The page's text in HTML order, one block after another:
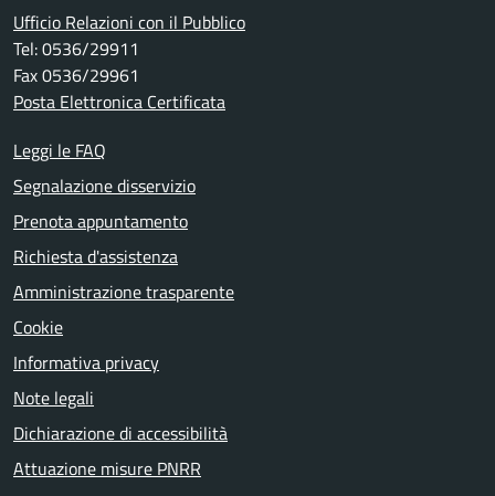
Ufficio Relazioni con il Pubblico
Tel: 0536/29911
Fax 0536/29961
Posta Elettronica Certificata
Leggi le FAQ
Segnalazione disservizio
Prenota appuntamento
Richiesta d'assistenza
Amministrazione trasparente
Cookie
Informativa privacy
Note legali
Dichiarazione di accessibilità
Attuazione misure PNRR